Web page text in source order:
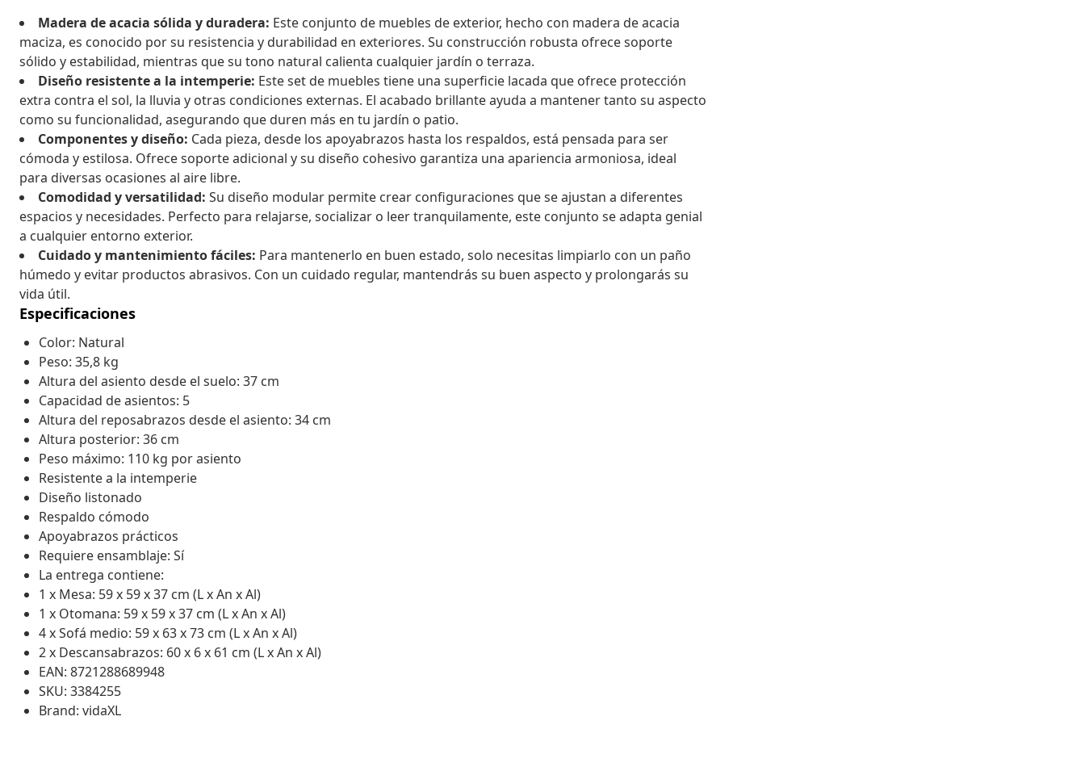
Madera de acacia sólida y duradera: Este conjunto de muebles de exterior, hecho con madera de acacia
maciza, es conocido por su resistencia y durabilidad en exteriores. Su construcción robusta ofrece soporte
sólido y estabilidad, mientras que su tono natural calienta cualquier jardín o terraza.
Diseño resistente a la intemperie: Este set de muebles tiene una superficie lacada que ofrece protección
extra contra el sol, la lluvia y otras condiciones externas. El acabado brillante ayuda a mantener tanto su aspecto
como su funcionalidad, asegurando que duren más en tu jardín o patio.
Componentes y diseño: Cada pieza, desde los apoyabrazos hasta los respaldos, está pensada para ser
cómoda y estilosa. Ofrece soporte adicional y su diseño cohesivo garantiza una apariencia armoniosa, ideal
para diversas ocasiones al aire libre.
Comodidad y versatilidad: Su diseño modular permite crear configuraciones que se ajustan a diferentes
espacios y necesidades. Perfecto para relajarse, socializar o leer tranquilamente, este conjunto se adapta genial
a cualquier entorno exterior.
Cuidado y mantenimiento fáciles: Para mantenerlo en buen estado, solo necesitas limpiarlo con un paño
húmedo y evitar productos abrasivos. Con un cuidado regular, mantendrás su buen aspecto y prolongarás su
vida útil.
Especificaciones
Color: Natural
Peso: 35,8 kg
Altura del asiento desde el suelo: 37 cm
Capacidad de asientos: 5
Altura del reposabrazos desde el asiento: 34 cm
Altura posterior: 36 cm
Peso máximo: 110 kg por asiento
Resistente a la intemperie
Diseño listonado
Respaldo cómodo
Apoyabrazos prácticos
Requiere ensamblaje: Sí
La entrega contiene:
1 x Mesa: 59 x 59 x 37 cm (L x An x Al)
1 x Otomana: 59 x 59 x 37 cm (L x An x Al)
4 x Sofá medio: 59 x 63 x 73 cm (L x An x Al)
2 x Descansabrazos: 60 x 6 x 61 cm (L x An x Al)
EAN: 8721288689948
SKU: 3384255
Brand: vidaXL